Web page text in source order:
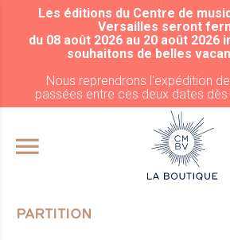
ALLER AU CONTENU
Les éditions du Centre de
Versailles seront
du 08 août 2026 au 20 août 2026
souhaitons de belles
Nous reprendrons l'expédition
passées entre ces deux dates
PARTITION